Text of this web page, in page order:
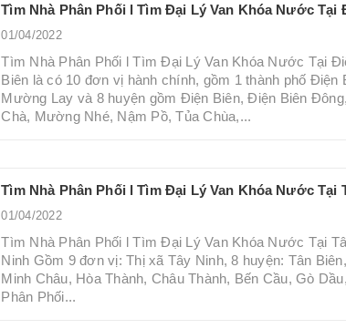
Tìm Nhà Phân Phối l Tìm Đại Lý Van Khóa Nước Tại
01/04/2022
Tìm Nhà Phân Phối l Tìm Đại Lý Van Khóa Nước Tại
Biên là có 10 đơn vị hành chính, gồm 1 thành phố Điện
Mường Lay và 8 huyện gồm Điện Biên, Điện Biên
Chà, Mường Nhé, Nậm Pồ, Tủa Chùa,...
Tìm Nhà Phân Phối l Tìm Đại Lý Van Khóa Nước Tại
01/04/2022
Tìm Nhà Phân Phối l Tìm Đại Lý Van Khóa Nước Tại
Ninh Gồm 9 đơn vị: Thị xã Tây Ninh, 8 huyện: Tân
Minh Châu, Hòa Thành, Châu Thành, Bến Cầu, Gò
Phân Phối...